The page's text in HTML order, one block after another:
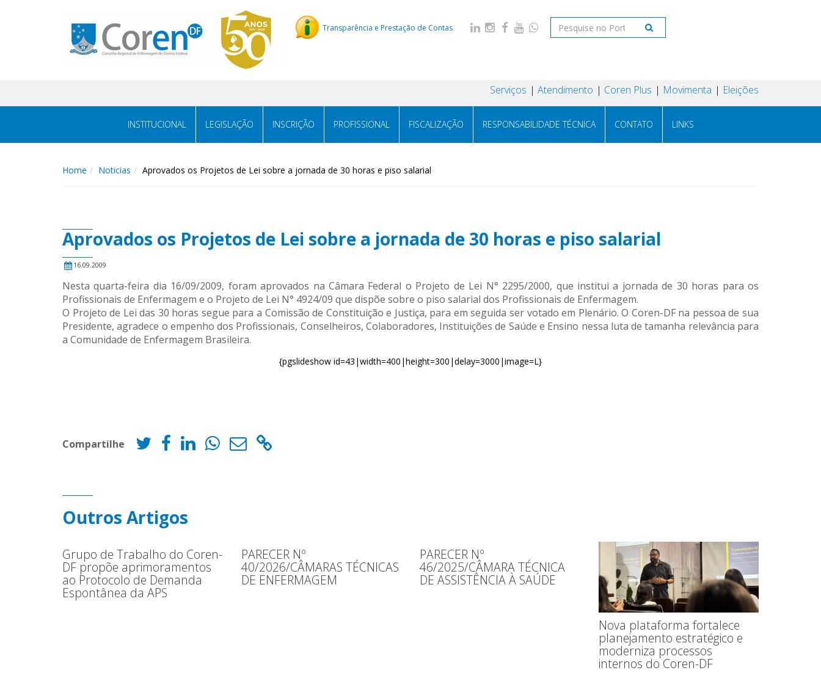
Transparência e Prestação de Contas
Serviços Atendimento Coren Plus Movimenta Eleições
INSTITUCIONAL LEGISLAÇÃO INSCRIÇÃO PROFISSIONAL FISCALIZAÇÃO RESPONSABILIDADE TÉCNICA CONTATO LINKS
Home Noticias Aprovados os Projetos de Lei sobre a jornada de 30 horas e piso salarial
Aprovados os Projetos de Lei sobre a jornada de 30 horas e piso salarial
16.09.2009
Nesta quarta-feira dia 16/09/2009, foram aprovados na Câmara Federal o Projeto de Lei N° 2295/2000, que institui a jornada de 30 horas para os
Profissionais de Enfermagem e o Projeto de Lei N° 4924/09 que dispõe sobre o piso salarial dos Profissionais de Enfermagem.
O Projeto de Lei das 30 horas segue para a Comissão de Constituição e Justiça, para em seguida ser votado em Plenário. O Coren-DF na pessoa de sua
Presidente, agradece o empenho dos Profissionais, Conselheiros, Colaboradores, Instituições de Saúde e Ensino nessa luta de tamanha relevância para
a Comunidade de Enfermagem Brasileira.
{pgslideshow id=43|width=400|height=300|delay=3000|image=L}
Compartilhe
Outros Artigos
Grupo de Trabalho do Coren-
DF propõe aprimoramentos
ao Protocolo de Demanda
Espontânea da APS
PARECER Nº
40/2026/CÂMARAS TÉCNICAS
DE ENFERMAGEM
PARECER Nº
46/2025/CÂMARA TÉCNICA
DE ASSISTÊNCIA À SAÚDE
Nova plataforma fortalece
planejamento estratégico e
moderniza processos
internos do Coren-DF